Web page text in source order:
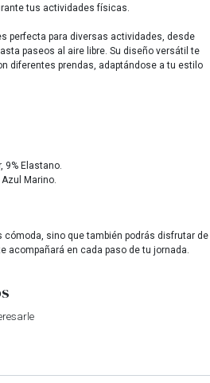
tus actividades físicas.
perfecta para diversas actividades, desde
paseos al aire libre. Su diseño versátil te
diferentes prendas, adaptándose a tu estilo
9% Elastano.
Marino.
sino que también podrás disfrutar de
acompañará en cada paso de tu jornada.